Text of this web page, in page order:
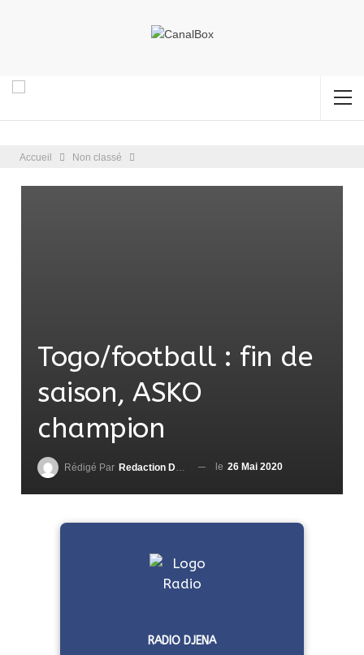
Accueil Non classé
Togo/football : fin de
saison, ASKO
champion
Rédigé Par Redaction DjenaSport le 26 Mai 2020
RADIO DJENA